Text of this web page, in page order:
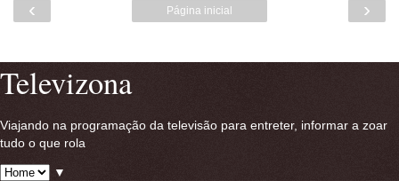
‹ ›
Página inicial
Televizona
Viajando na programação da televisão para entreter, informar a zoar
tudo o que rola
▼